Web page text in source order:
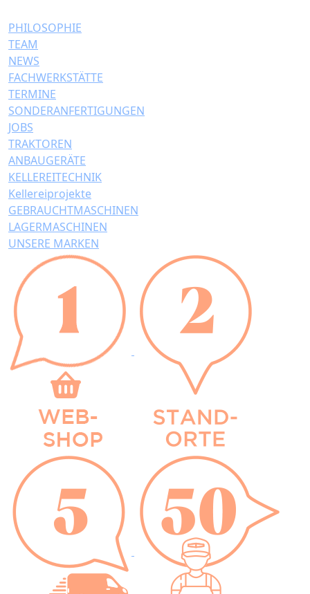
PHILOSOPHIE
TEAM
NEWS
FACHWERKSTÄTTE
TERMINE
SONDERANFERTIGUNGEN
JOBS
TRAKTOREN
ANBAUGERÄTE
KELLEREITECHNIK
Kellereiprojekte
GEBRAUCHTMASCHINEN
LAGERMASCHINEN
UNSERE MARKEN